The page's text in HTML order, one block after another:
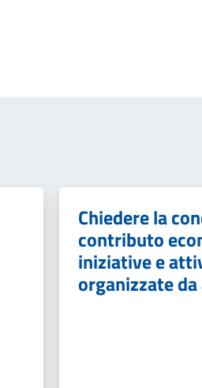
Chiedere la
contributo
iniziative e
organizzate